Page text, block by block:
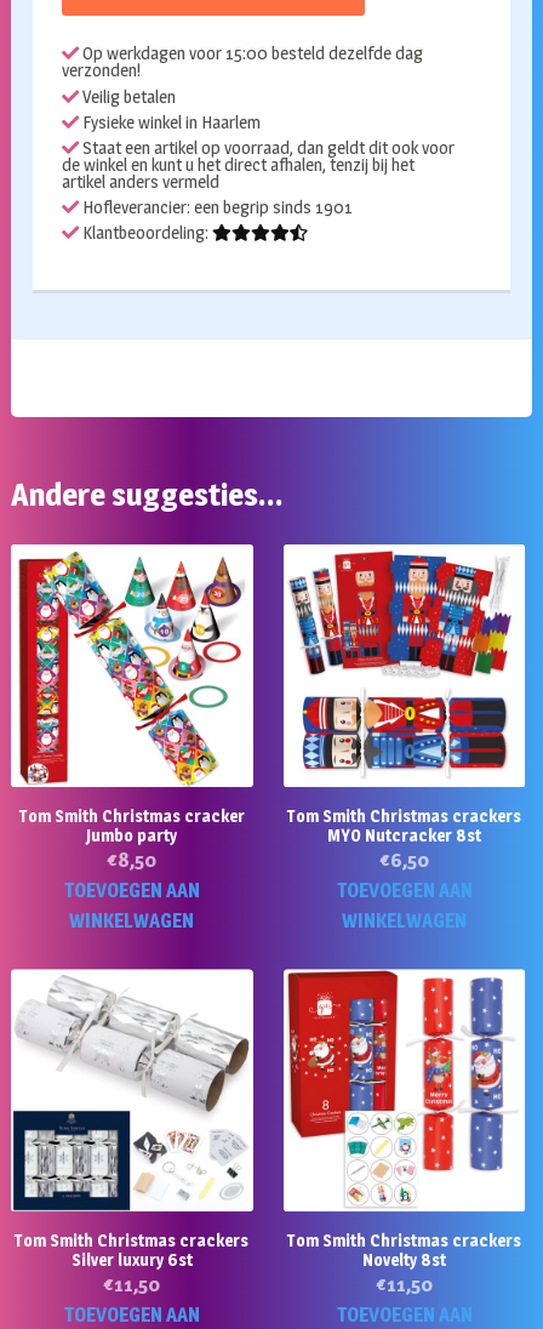
your
own
white
aantal
Op werkdagen voor 15:00 besteld dezelfde dag
verzonden!
Veilig betalen
Fysieke winkel in Haarlem
Staat een artikel op voorraad, dan geldt dit ook voor
de winkel en kunt u het direct afhalen, tenzij bij het
artikel anders vermeld
Hofleverancier: een begrip sinds 1901
Klantbeoordeling:
Andere suggesties…
Tom Smith Christmas cracker
Jumbo party
€8,50
TOEVOEGEN AAN
WINKELWAGEN
Tom Smith Christmas crackers
MYO Nutcracker 8st
€6,50
TOEVOEGEN AAN
WINKELWAGEN
Tom Smith Christmas crackers
Silver luxury 6st
€11,50
TOEVOEGEN AAN
Tom Smith Christmas crackers
Novelty 8st
€11,50
TOEVOEGEN AAN